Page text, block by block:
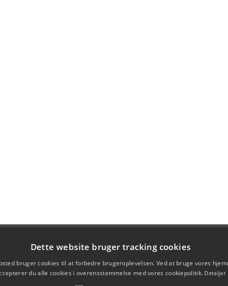
Dette website bruger tracking cookies
bruger cookies til at forbedre brugeroplevelsen. Ved at bruge vores
du alle cookies i overensstemmelse med vores cookiepolitik. Detaljer